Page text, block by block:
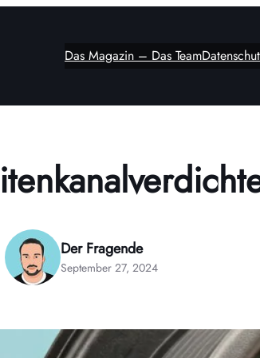
Das Magazin – Das Team
Der Fragende
September 27, 2024